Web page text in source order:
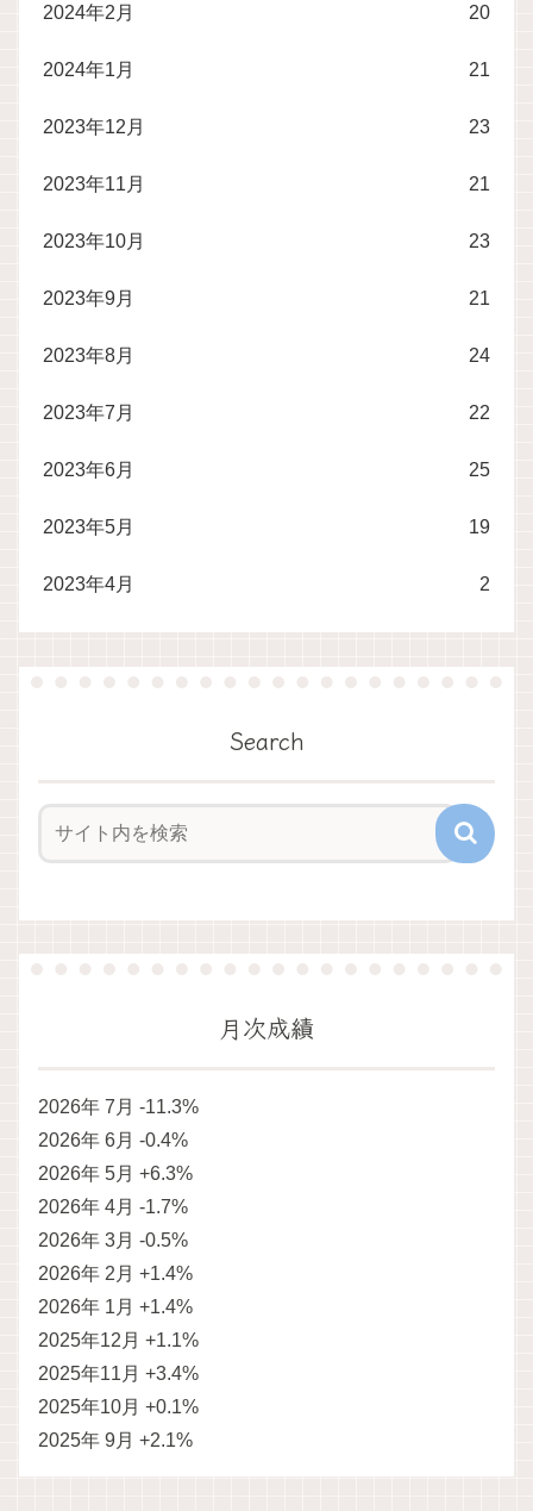
2024年2月 20
2024年1月 21
2023年12月 23
2023年11月 21
2023年10月 23
2023年9月 21
2023年8月 24
2023年7月 22
2023年6月 25
2023年5月 19
2023年4月 2
Search
月次成績
2026年 7月 -11.3%
2026年 6月 -0.4%
2026年 5月 +6.3%
2026年 4月 -1.7%
2026年 3月 -0.5%
2026年 2月 +1.4%
2026年 1月 +1.4%
2025年12月 +1.1%
2025年11月 +3.4%
2025年10月 +0.1%
2025年 9月 +2.1%